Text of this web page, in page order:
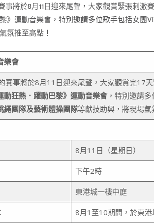
事將於8月11日迎來尾聲，大家觀賞緊張刺
》運動音樂會，特別邀請多位歌手包括女團
氛推至高點！
樂會
賽事將於8月11日迎來尾聲，大家觀賞完17
動狂熱．躍動巴黎》運動音樂會，特別邀請多
繩團隊及藝術體操團隊等獻技助興，將現場氣
8月11日（星期日）
下午2時
東港城一樓中庭
8月1至10期間，於東港